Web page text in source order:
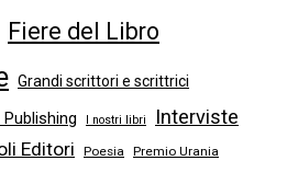
Fiere del Libro
Grandi scrittori e scrittrici
Publishing I nostri libri Interviste
Editori Poesia Premio Urania